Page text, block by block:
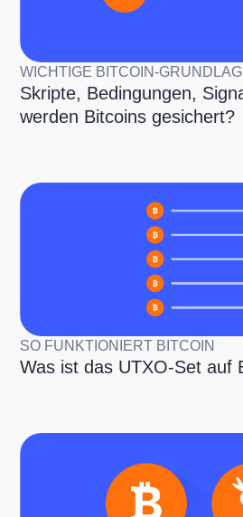
WICHTIGE BITCOIN-
Skripte, Bedingungen,
werden Bitcoins gesichert?
SO FUNKTIONIERT BITCOIN
Was ist das UTXO-Set auf